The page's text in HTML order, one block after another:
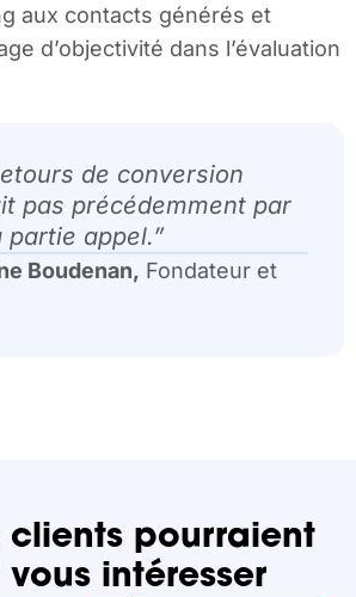
aux contacts générés et
d’objectivité dans l’évaluation
de conversion
pas précédemment par
appel.”
Boudenan, Fondateur et
clients pourraient
vous intéresser